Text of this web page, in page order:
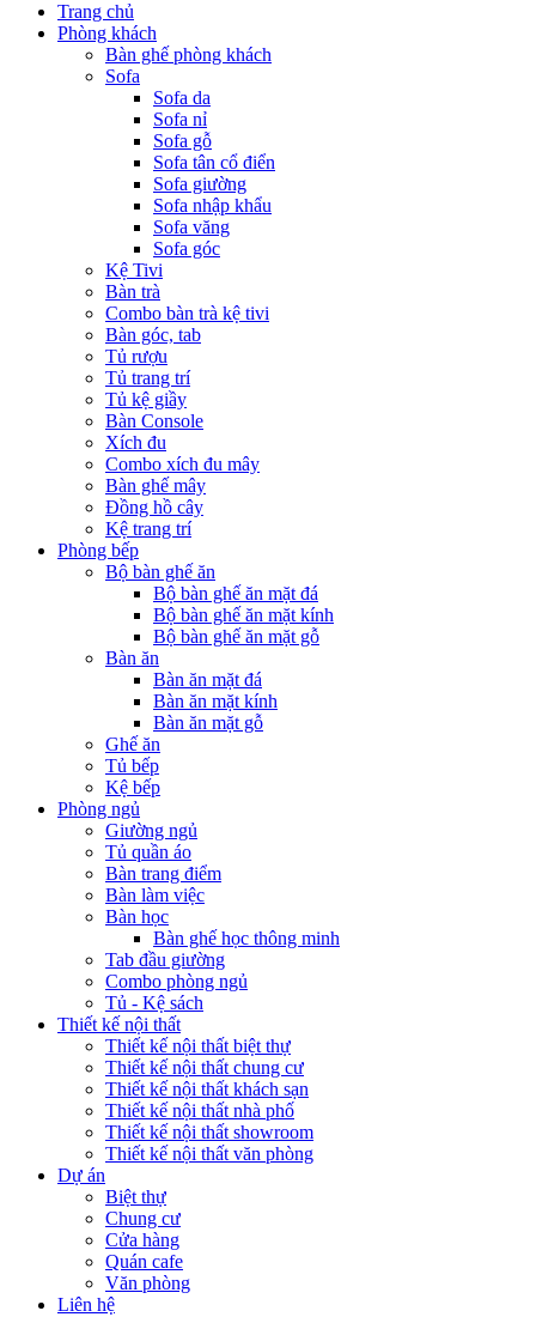
Trang chủ
Phòng khách
Bàn ghế phòng khách
Sofa
Sofa da
Sofa nỉ
Sofa gỗ
Sofa tân cổ điển
Sofa giường
Sofa nhập khẩu
Sofa văng
Sofa góc
Kệ Tivi
Bàn trà
Combo bàn trà kệ tivi
Bàn góc, tab
Tủ rượu
Tủ trang trí
Tủ kệ giầy
Bàn Console
Xích đu
Combo xích đu mây
Bàn ghế mây
Đồng hồ cây
Kệ trang trí
Phòng bếp
Bộ bàn ghế ăn
Bộ bàn ghế ăn mặt đá
Bộ bàn ghế ăn mặt kính
Bộ bàn ghế ăn mặt gỗ
Bàn ăn
Bàn ăn mặt đá
Bàn ăn mặt kính
Bàn ăn mặt gỗ
Ghế ăn
Tủ bếp
Kệ bếp
Phòng ngủ
Giường ngủ
Tủ quần áo
Bàn trang điểm
Bàn làm việc
Bàn học
Bàn ghế học thông minh
Tab đầu giường
Combo phòng ngủ
Tủ - Kệ sách
Thiết kế nội thất
Thiết kế nội thất biệt thự
Thiết kế nội thất chung cư
Thiết kế nội thất khách sạn
Thiết kế nội thất nhà phố
Thiết kế nội thất showroom
Thiết kế nội thất văn phòng
Dự án
Biệt thự
Chung cư
Cửa hàng
Quán cafe
Văn phòng
Liên hệ